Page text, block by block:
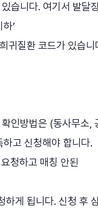
습니다. 여기서 발달
’
귀질환 코드가 있습
인방법은 (동사무소,
고 신청해야 합니다.
청하고 매칭 안된
하게 됩니다. 신청 후